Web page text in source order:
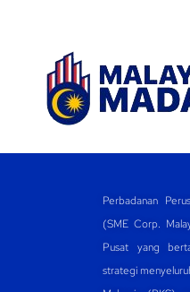
Perbadanan
(SME Corp.
Pusat yang
strategi